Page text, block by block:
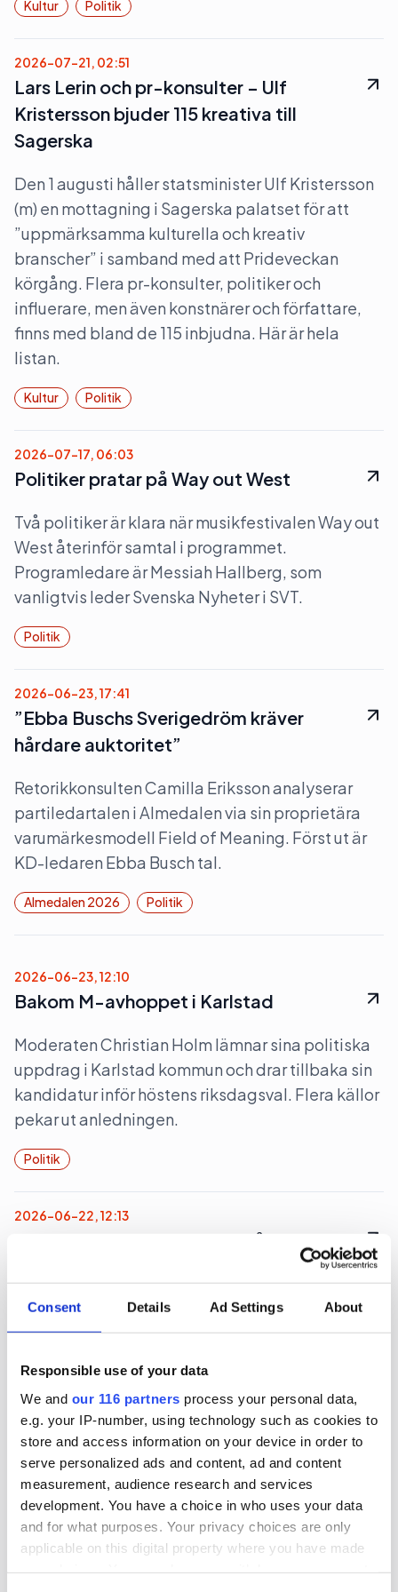
Consent Details Ad Settings About
Responsible use of your data
We and our 116 partners process your personal data,
e.g. your IP-number, using technology such as cookies to
store and access information on your device in order to
serve personalized ads and content, ad and content
measurement, audience research and services
development. You have a choice in who uses your data
and for what purposes. Your privacy choices are only
applicable on this digital property where you have made
Kultur Politik
2026-07-21, 02:51
Lars Lerin och pr-konsulter – Ulf
Kristersson bjuder 115 kreativa till
Sagerska
Den 1 augusti håller statsminister Ulf Kristersson
(m) en mottagning i Sagerska palatset för att
”uppmärksamma kulturella och kreativ
branscher” i samband med att Prideveckan
körgång. Flera pr-konsulter, politiker och
influerare, men även konstnärer och författare,
finns med bland de 115 inbjudna. Här är hela
listan.
Kultur Politik
2026-07-17, 06:03
Politiker pratar på Way out West
Två politiker är klara när musikfestivalen Way out
West återinför samtal i programmet.
Programledare är Messiah Hallberg, som
vanligtvis leder Svenska Nyheter i SVT.
Politik
2026-06-23, 17:41
”Ebba Buschs Sverigedröm kräver
hårdare auktoritet”
Retorikkonsulten Camilla Eriksson analyserar
partiledartalen i Almedalen via sin proprietära
varumärkesmodell Field of Meaning. Först ut är
KD-ledaren Ebba Busch tal.
Almedalen 2026 Politik
2026-06-23, 12:10
Bakom M-avhoppet i Karlstad
Moderaten Christian Holm lämnar sina politiska
uppdrag i Karlstad kommun och drar tillbaka sin
kandidatur inför höstens riksdagsval. Flera källor
pekar ut anledningen.
Politik
2026-06-22, 12:13
Regeringens nya filmpolitik sågas
Regeringen har knappt presenterat sin
proposition ”Ny politisk inriktning för ett starkare
filmland”, förrän den sågas.
Kultur Politik
2026-06-22, 06:28
Magdalena Andersson (s)
turistkampanjar
Nej det blir inte Botkyrka när partiledaren (s)
Magdalena Andersson ger sig ut på en två dagars
valturné i Sverige. Dock blir det flera klassiska